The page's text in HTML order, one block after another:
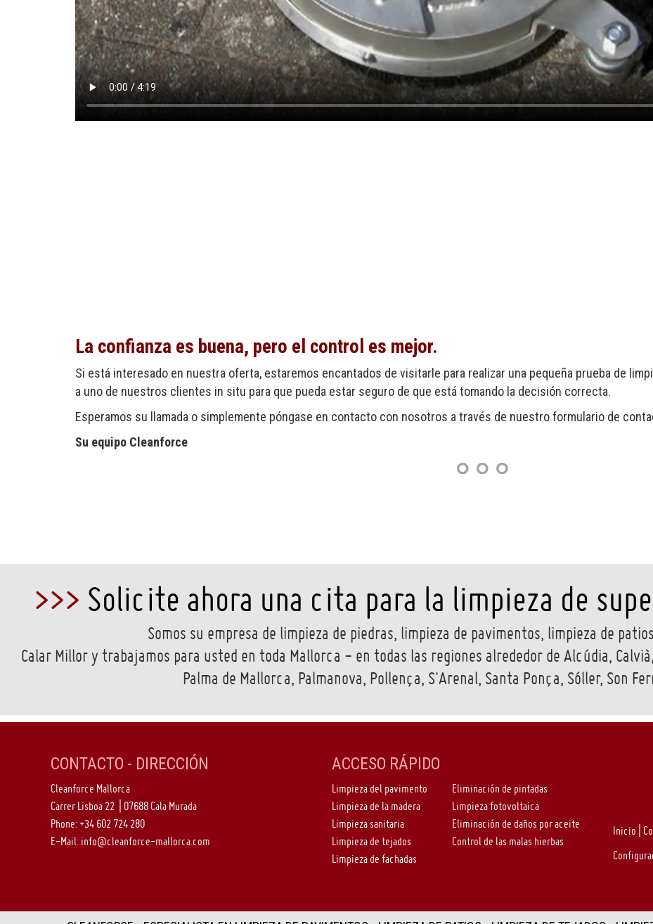
La confianza es buena, pero el control es mejor.
Si está interesado en nuestra oferta, estaremos encantados de visitarle para realizar una pequeña prueba de
a uno de nuestros clientes in situ para que pueda estar seguro de que está tomando la decisión correcta.
Esperamos su llamada o simplemente póngase en contacto con nosotros a través de nuestro formulario de
Su equipo Cleanforce
>>> Solicite ahora una cita para la limpieza de
Somos su empresa de limpieza de piedras, limpieza de pavimentos, limpieza de
Calar Millor y trabajamos para usted en toda Mallorca - en todas las regiones alrededor de Alcúdia,
Palma de Mallorca, Palmanova, Pollença, S'Arenal, Santa Ponça, Sóller, Son
CONTACTO - DIRECCIÓN
Cleanforce Mallorca
Carrer Lisboa 22 | 07688 Cala Murada
Phone: +34 602 724 280
E-Mail: info@cleanforce-mallorca.com
ACCESO RÁPIDO
Limpieza del pavimento
Limpieza de la madera
Limpieza sanitaria
Limpieza de tejados
Limpieza de fachadas
Eliminación de pintadas
Limpieza fotovoltaica
Eliminación de daños por aceite
Control de las malas hierbas
Inicio